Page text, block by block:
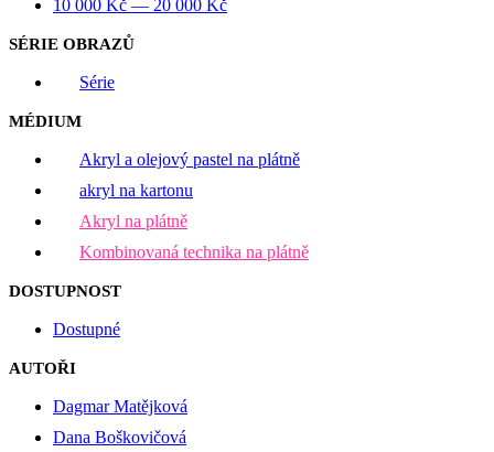
10 000 Kč — 20 000 Kč
SÉRIE OBRAZŮ
Série
MÉDIUM
Akryl a olejový pastel na plátně
akryl na kartonu
Akryl na plátně
Kombinovaná technika na plátně
DOSTUPNOST
Dostupné
AUTOŘI
Dagmar Matějková
Dana Boškovičová